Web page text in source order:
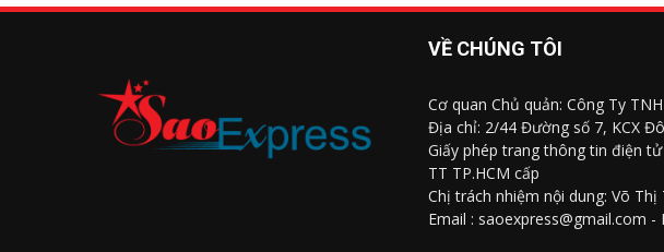
VỀ CHÚNG TÔI
Cơ quan Chủ quản: Công Ty
Địa chỉ: 2/44 Đường số 7, KCX
Giấy phép trang thông tin điện
TT TP.HCM cấp
Chị trách nhiệm nội dung: Võ Thị
Email : saoexpress@gmail.com -